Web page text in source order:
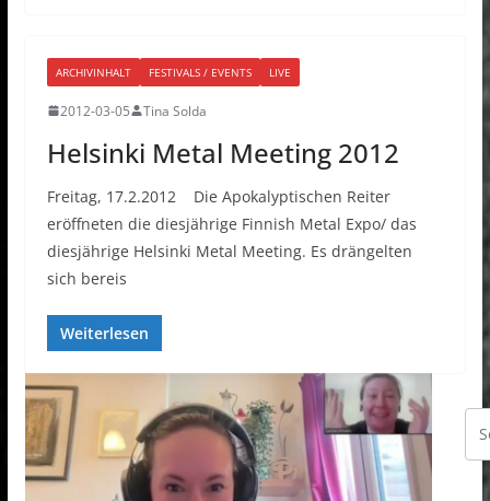
ARCHIVINHALT FESTIVALS / EVENTS LIVE
2012-03-05 Tina Solda
Helsinki Metal Meeting 2012
Freitag, 17.2.2012 Die Apokalyptischen Reiter
eröffneten die diesjährige Finnish Metal Expo/ das
diesjährige Helsinki Metal Meeting. Es drängelten
sich bereis
Weiterlesen